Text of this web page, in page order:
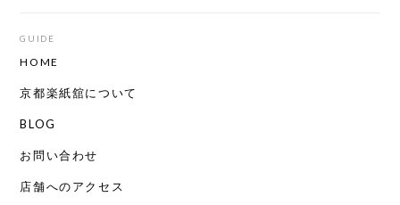
GUIDE
HOME
京都楽紙舘について
BLOG
お問い合わせ
店舗へのアクセス